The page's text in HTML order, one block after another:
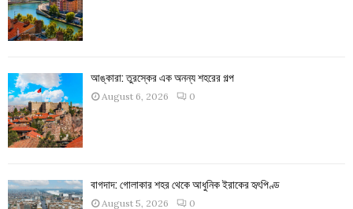
আঙ্কারা: তুরস্কের এক অনন্য শহরের গল্প
August 6, 2026 0
বাগদাদ: গোলাকার শহর থেকে আধুনিক ইরাকের হৃৎপিণ্ড
August 5, 2026 0